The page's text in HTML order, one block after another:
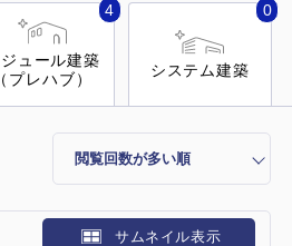
会社概要
よくあるご質問
お問い合わせ
ュール建築
（プレハブ）
4
システム建築
0
サムネイル表示